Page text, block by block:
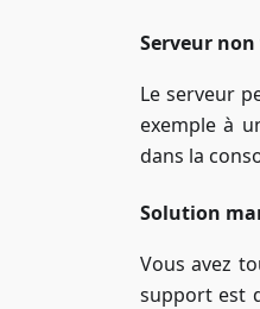
Serveur
Le serveur
exemple à
dans la
Solution
Vous avez
support est